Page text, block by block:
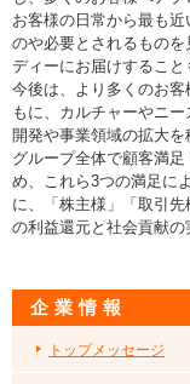
お客様の日常から最も
のや必要とされるもの
ディーにお届けすること
今後は、より多くのお
もに、カルチャーやニ
開発や事業領域の拡大を
グループ全体で顧客満
め、これら3つの満足に
に、「株主様」「取引
の利益還元と社会貢献の
企業情報
トップメッセージ